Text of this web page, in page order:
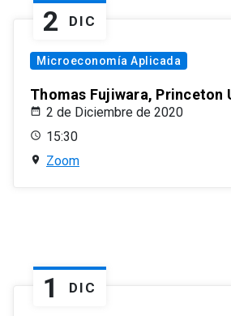
2 DIC
Microeconomía Aplicada
Thomas Fujiwara, Princeton
2 de Diciembre de 2020
15:30
Zoom
1 DIC